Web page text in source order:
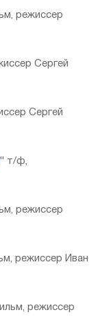
режиссер
Сергей
Сергей
т/ф,
режиссер
режиссер Иван
режиссер